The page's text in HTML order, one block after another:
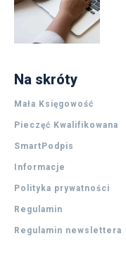
Na skróty
Mała Księgowość
Pieczęć Kwalifikowana
SmartPodpis
Informacje
Polityka prywatności
Regulamin
Regulamin newslettera